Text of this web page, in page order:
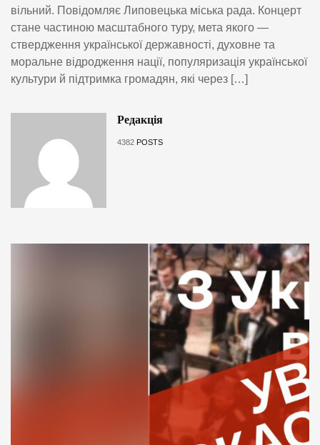
вільний. Повідомляє Липовецька міська рада. Концерт
стане частиною масштабного туру, мета якого —
ствердження української державності, духовне та
моральне відродження нації, популяризація української
культури й підтримка громадян, які через […]
Редакція
4382 POSTS